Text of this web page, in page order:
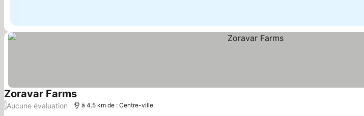
Zoravar FarmsConsulter les prix
/Aucune évaluation à 4.5 km de : Centre-ville